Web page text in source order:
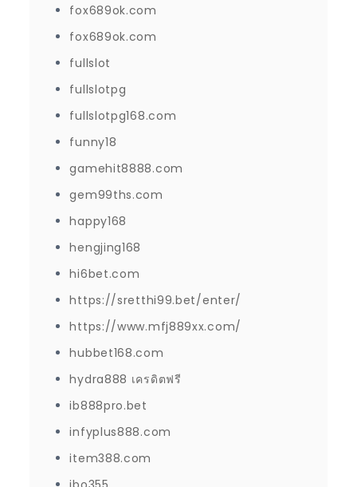
fox689ok.com
fox689ok.com
fullslot
fullslotpg
fullslotpg168.com
funny18
gamehit8888.com
gem99ths.com
happy168
hengjing168
hi6bet.com
https://sretthi99.bet/enter/
https://www.mfj889xx.com/
hubbet168.com
hydra888 เครดิตฟรี
ib888pro.bet
infyplus888.com
item388.com